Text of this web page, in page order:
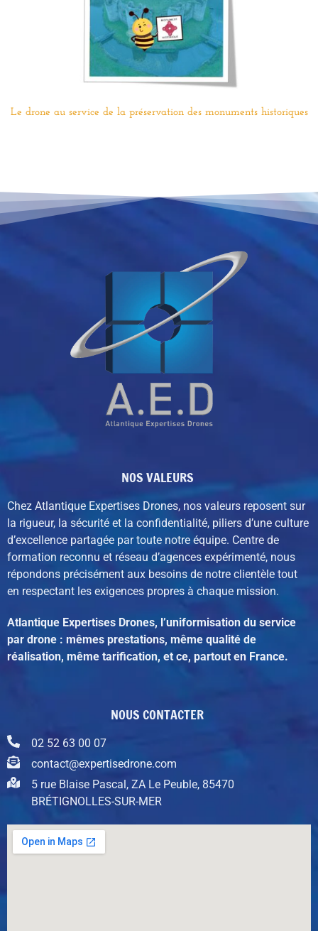
Le drone au service de la préservation des monuments historiques
NOS VALEURS
Chez Atlantique Expertises Drones, nos valeurs reposent sur
la rigueur, la sécurité et la confidentialité, piliers d’une culture
d’excellence partagée par toute notre équipe. Centre de
formation reconnu et réseau d’agences expérimenté, nous
répondons précisément aux besoins de notre clientèle tout
en respectant les exigences propres à chaque mission.
Atlantique Expertises Drones, l’uniformisation du service
par drone : mêmes prestations, même qualité de
réalisation, même tarification, et ce, partout en France.
NOUS CONTACTER
02 52 63 00 07
contact@expertisedrone.com
5 rue Blaise Pascal, ZA Le Peuble, 85470
BRÉTIGNOLLES-SUR-MER